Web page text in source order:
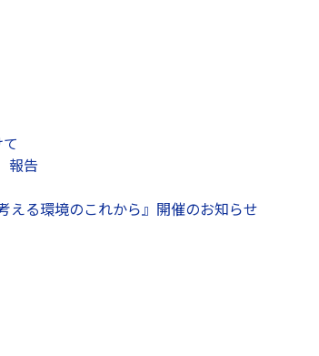
報告
る環境のこれから』開催のお知らせ